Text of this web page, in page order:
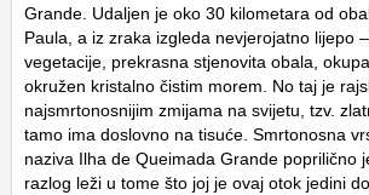
Grande. Udaljen je oko 30 kilometara od
Paula, a iz zraka izgleda nevjerojatno lijepo
vegetacije, prekrasna stjenovita obala,
okružen kristalno čistim morem. No taj je
najsmrtonosnijim zmijama na svijetu, tzv.
tamo ima doslovno na tisuće. Smrtonosna
naziva Ilha de Queimada Grande poprilično
razlog leži u tome što joj je ovaj otok jedini